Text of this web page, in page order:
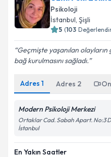
Psikoloji
İstanbul, Şişli
5 (103
Geçmişte yaşanılan
bağ kurulmasını sağladı.
Adres 1 Adres 2
Modern Psikoloji Merkezi
Ortaklar Cad. Sabah Apart. No:3
İstanbul
En Yakın Saatler